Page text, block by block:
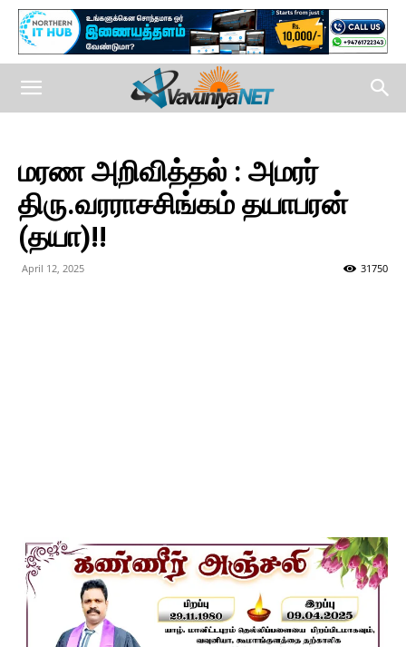
மரண அறிவித்தல் : அமரர்
திரு.வரராசசிங்கம் தயாபரன்
(தயா)!!
April 12, 2025 31750